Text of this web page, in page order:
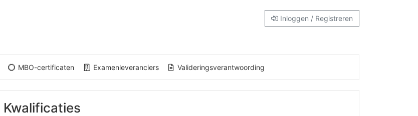
Inloggen / Registreren
MBO-certificaten Examenleveranciers Valideringsverantwoording
Kwalificaties